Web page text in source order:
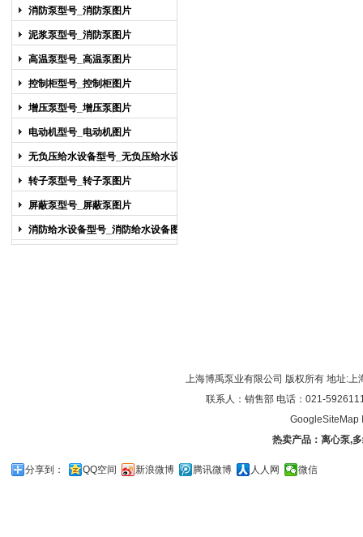
消防泵型号_消防泵图片
泥浆泵型号_消防泵图片
高温泵型号_高温泵图片
控制柜型号_控制柜图片
增压泵型号_增压泵图片
电动机型号_电动机图片
无负压给水设备型号_无负压给水设备
图片
转子泵型号_转子泵图片
屏蔽泵型号_屏蔽泵图片
消防给水设备型号_消防给水设备图片
上海博禹泵业有限公司 版权所有 地址:
联系人：销售部 电话：021-
GoogleSiteMap
热卖产品： 离心泵,
分享到： QQ空间 新浪微博 腾讯微博 人人网 微信